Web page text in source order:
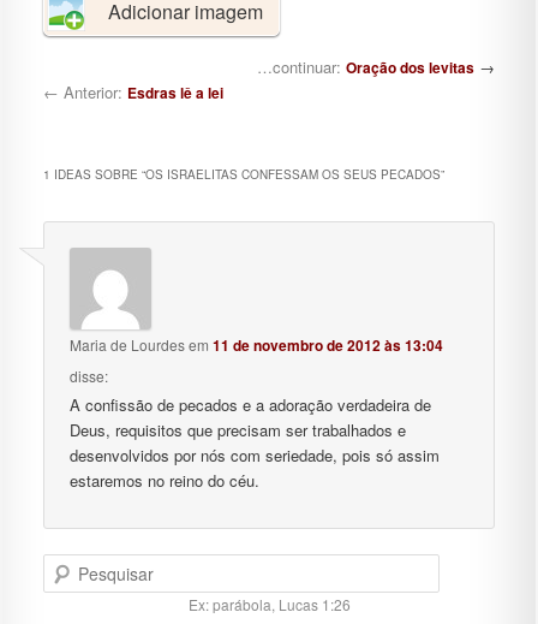
Adicionar imagem
…continuar: Oração dos levitas →
← Anterior: Esdras lê a lei
1 IDEAS SOBRE “OS ISRAELITAS CONFESSAM OS SEUS PECADOS”
Maria de Lourdesem 11 de novembro de 2012 às 13:04
disse:
A confissão de pecados e a adoração verdadeira de
Deus, requisitos que precisam ser trabalhados e
desenvolvidos por nós com seriedade, pois só assim
estaremos no reino do céu.
Pesquisar
Ex: parábola, Lucas 1:26